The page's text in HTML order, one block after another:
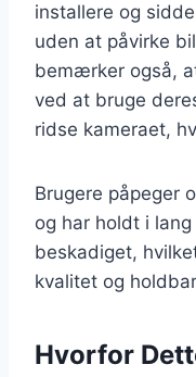
installere og
uden at påvirke
bemærker også,
ved at bruge
ridse kameraet,
Brugere påpeger
og har holdt i
beskadiget,
kvalitet og
Hvorfor